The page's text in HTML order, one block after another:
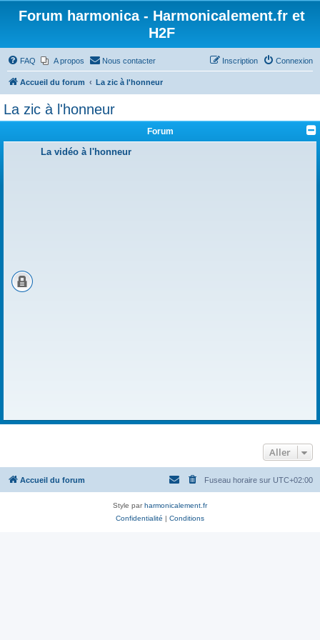
Forum harmonica - Harmonicalement.fr et
H2F
FAQ A propos Nous contacter Connexion
Inscription
Accueil du forum La zic à l'honneur
La zic à l'honneur
Forum
La vidéo à l'honneur
Aller
Accueil du forum Fuseau horaire sur UTC+02:00
Style parharmonicalement.fr
Confidentialité | Conditions